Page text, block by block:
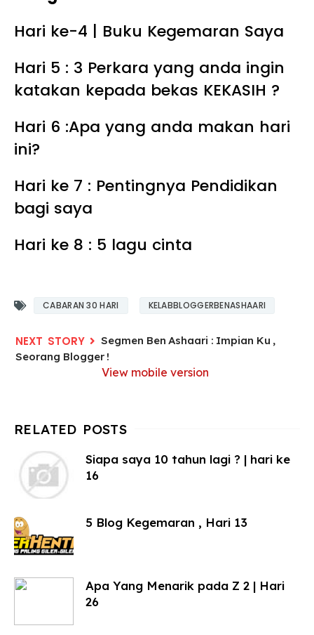
Hari ke-4 | Buku Kegemaran Saya
Hari 5 : 3 Perkara yang anda ingin
katakan kepada bekas KEKASIH ?
Hari 6 :Apa yang anda makan hari
ini?
Hari ke 7 : Pentingnya Pendidikan
bagi saya
Hari ke 8 : 5 lagu cinta
CABARAN 30 HARI KELABBLOGGERBENASHAARI
Segmen Ben Ashaari : Impian Ku ,
Seorang Blogger !
View mobile version
Siapa saya 10 tahun lagi ? | hari ke
16
5 Blog Kegemaran , Hari 13
Apa Yang Menarik pada Z 2 | Hari
26